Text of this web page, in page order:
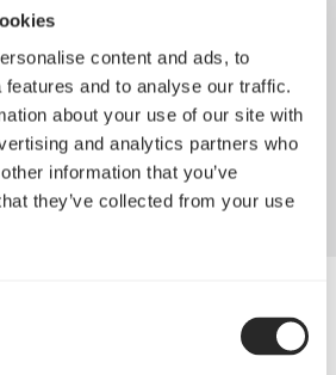
content and ads, to
and to analyse our traffic.
about your use of our site with
and analytics partners who
information that you’ve
they’ve collected from your use